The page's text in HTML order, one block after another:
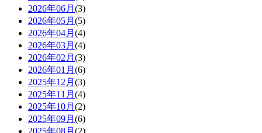
2026年06月 (3)
2026年05月 (5)
2026年04月 (4)
2026年03月 (4)
2026年02月 (3)
2026年01月 (6)
2025年12月 (3)
2025年11月 (4)
2025年10月 (2)
2025年09月 (6)